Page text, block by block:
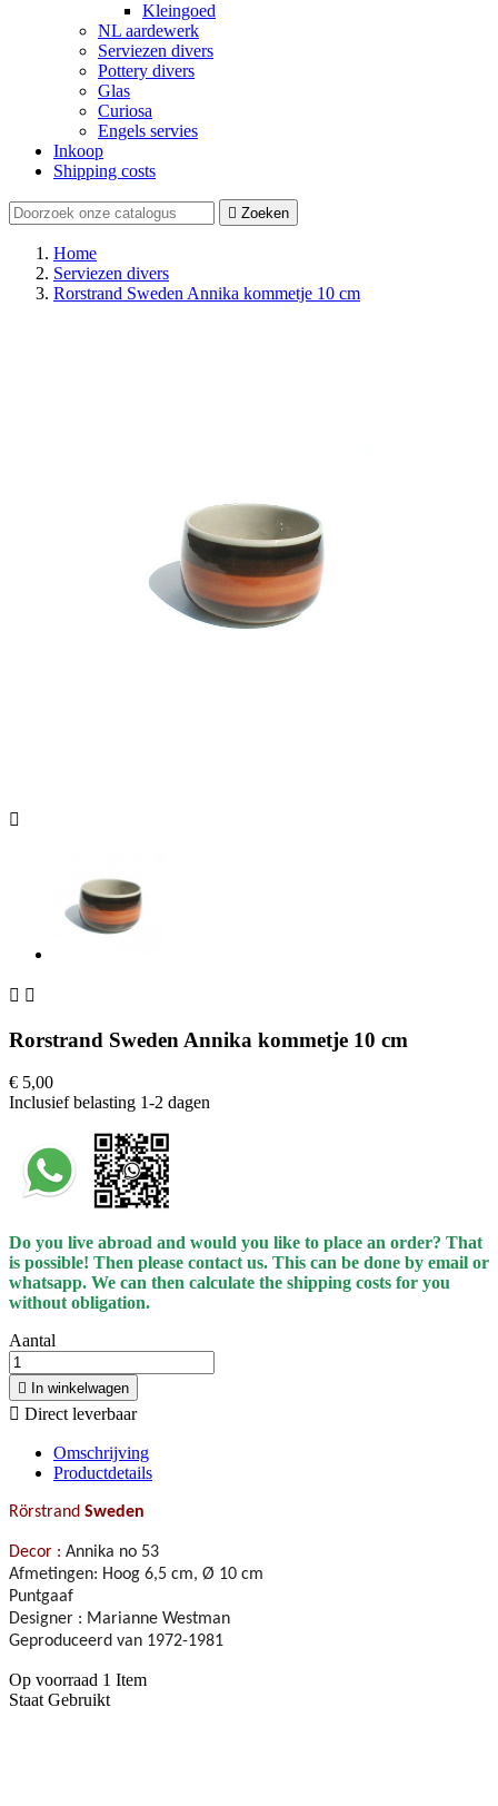
Kleingoed
NL aardewerk
Serviezen divers
Pottery divers
Glas
Curiosa
Engels servies
Inkoop
Shipping costs
 Zoeken
Home
Serviezen divers
Rorstrand Sweden Annika kommetje 10 cm

 
Rorstrand Sweden Annika kommetje 10 cm
€ 5,00
Inclusief belasting 1-2 dagen
Do you live abroad and would you like to place an order? That
is possible! Then please contact us. This can be done by email or
whatsapp. We can then calculate the shipping costs for you
without obligation.
Aantal
 In winkelwagen
 Direct leverbaar
Omschrijving
Productdetails
Rörstrand Sweden
Decor : Annika no 53
Afmetingen: Hoog 6,5 cm, Ø 10 cm
Puntgaaf
Designer : Marianne Westman
Geproduceerd van 1972-1981
Op voorraad 1 Item
StaatGebruikt